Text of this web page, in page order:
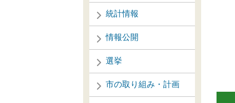
統計情報
情報公開
選挙
市の取り組み・計画